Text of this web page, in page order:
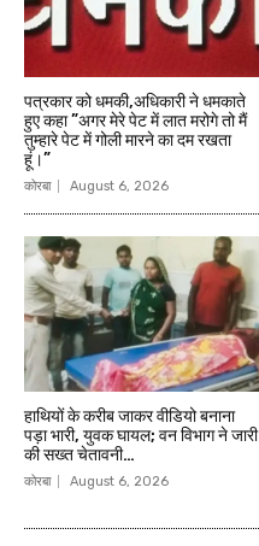
पत्रकार को धमकी,अधिकारी ने धमकाते
हुए कहा ”अगर मेरे पेट में लात मरोगे तो मैं
तुम्हारे पेट में गोली मारने का दम रखता
हूं।”
कोरबा August 6, 2026
हाथियों के करीब जाकर वीडियो बनाना
पड़ा भारी, युवक घायल; वन विभाग ने जारी
की सख्त चेतावनी…
कोरबा August 6, 2026